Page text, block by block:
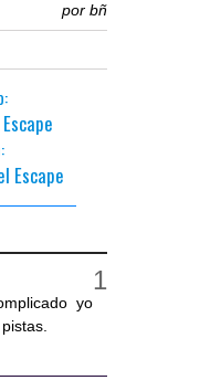
por bñ
Escape
yo